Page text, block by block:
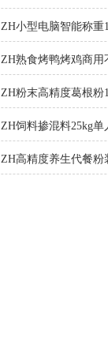
ZH小型电脑智能称重
ZH熟食烤鸭烤鸡商用
ZH粉末高精度葛根粉
ZH饲料掺混料25kg单
ZH高精度养生代餐粉